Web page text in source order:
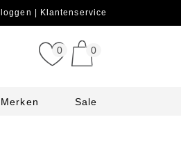
Klantenservice
0 0
Merken Sale